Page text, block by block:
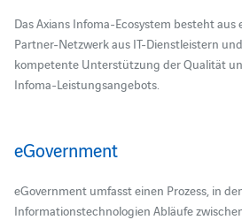
Das Axians Infoma-Ecosystem besteht
Partner-Netzwerk aus IT-Dienstleistern
kompetente Unterstützung der Qualität
Infoma-Leistungsangebots.
eGovernment
eGovernment umfasst einen Prozess, in
Informationstechnologien Abläufe